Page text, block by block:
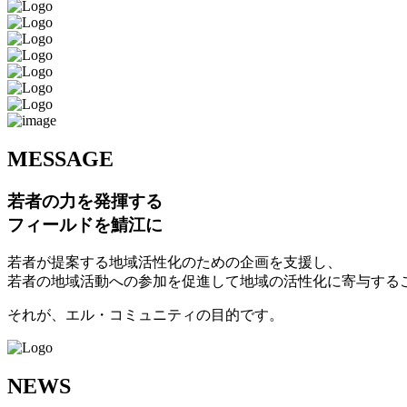
MESSAGE
若者の力を発揮する
フィールドを鯖江に
若者が提案する地域活性化のための企画を支援し、
若者の地域活動への参加を促進して地域の活性化に寄与する
それが、エル・コミュニティの目的です。
NEWS